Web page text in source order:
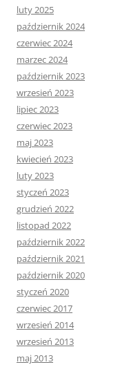
luty 2025
październik 2024
czerwiec 2024
marzec 2024
październik 2023
wrzesień 2023
lipiec 2023
czerwiec 2023
maj 2023
kwiecień 2023
luty 2023
styczeń 2023
grudzień 2022
listopad 2022
październik 2022
październik 2021
październik 2020
styczeń 2020
czerwiec 2017
wrzesień 2014
wrzesień 2013
maj 2013